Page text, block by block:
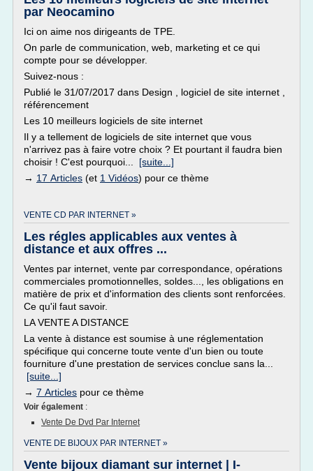
par Neocamino
Ici on aime nos dirigeants de TPE.
On parle de communication, web, marketing et ce qui
compte pour se développer.
Suivez-nous :
Publié le 31/07/2017 dans Design , logiciel de site internet ,
référencement
Les 10 meilleurs logiciels de site internet
Il y a tellement de logiciels de site internet que vous
n'arrivez pas à faire votre choix ? Et pourtant il faudra bien
choisir ! C'est pourquoi... [suite...]
→ 17 Articles (et 1 Vidéos) pour ce thème
VENTE CD PAR INTERNET »
Les régles applicables aux ventes à
distance et aux offres ...
Ventes par internet, vente par correspondance, opérations
commerciales promotionnelles, soldes..., les obligations en
matière de prix et d'information des clients sont renforcées.
Ce qu'il faut savoir.
LA VENTE A DISTANCE
La vente à distance est soumise à une réglementation
spécifique qui concerne toute vente d'un bien ou toute
fourniture d'une prestation de services conclue sans la...
[suite...]
→ 7 Articles pour ce thème
Voir également :
Vente De Dvd Par Internet
VENTE DE BIJOUX PAR INTERNET »
Vente bijoux diamant sur internet | I-